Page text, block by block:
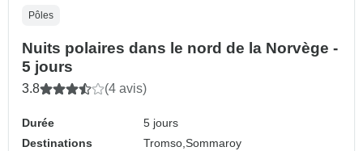
Pôles
Nuits polaires dans le nord de la Norvège -
5 jours
3.8 (4 avis)
Durée
5 jours
Destinations
Tromso,Sommaroy